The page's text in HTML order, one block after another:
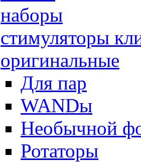
наборы
стимуляторы
оригинальные
Для пар
WANDы
Необычной
Ротаторы